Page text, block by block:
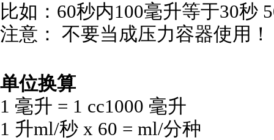
比如：60秒内100毫升等于30秒
注意： 不要当成压力容器使用！
单位换算
1 毫升 = 1 cc1000 毫升
1 升ml/秒 x 60 = ml/分种